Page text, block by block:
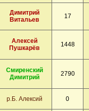
Димитрий
Витальев
17
Алексей
Пушкарёв
1448
Смиренский
Димитрий
2790
р.Б. Алексий 0